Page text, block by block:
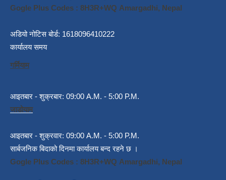
Gogle Plus Codes : 8H3R+WQ Amargadhi, Nepal
अडियो नोटिस बोर्ड: 1618096410222
कार्यालय समय
गर्मियाम
आइतबार - शुक्रबार: 09:00 A.M. - 5:00 P.M.
जाडोयाम
आइतबार - शुक्रवार: 09:00 A.M. - 5:00 P.M.
सार्बजनिक बिदाको दिनमा कार्यालय बन्द रहने छ ।
Gogle Plus Codes : 8H3R+WQ Amargadhi, Nepal